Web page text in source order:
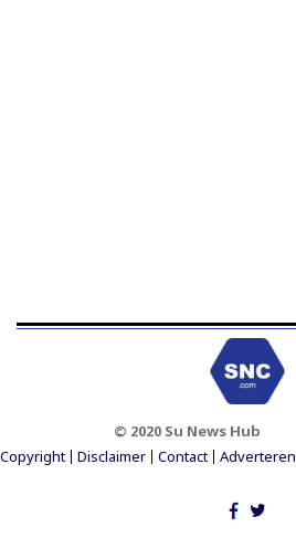
© 2020 Su News Hub
Footer Menu
Copyright Disclaimer Contact Adverteren